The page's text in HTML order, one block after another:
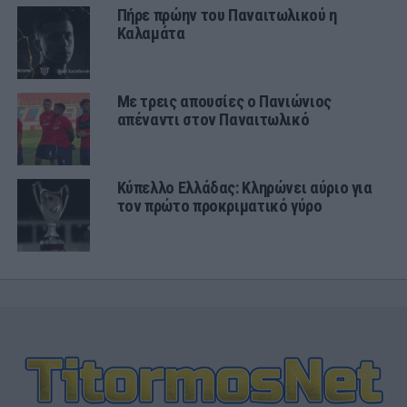
Πήρε πρώην του Παναιτωλικού η
Καλαμάτα
Με τρεις απουσίες ο Πανιώνιος
απέναντι στον Παναιτωλικό
Κύπελλο Ελλάδας: Κληρώνει αύριο για
τον πρώτο προκριματικό γύρο